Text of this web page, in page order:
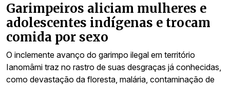
Garimpeiros aliciam mulheres e
adolescentes indígenas e trocam
comida por sexo
O inclemente avanço do garimpo ilegal em território
Ianomâmi traz no rastro de suas desgraças já conhecidas,
como devastação da floresta, malária, contaminação de